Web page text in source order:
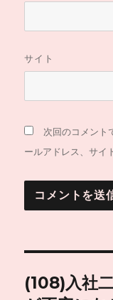
サイト
次回のコメント
ールアドレス、サイ
(108)入社